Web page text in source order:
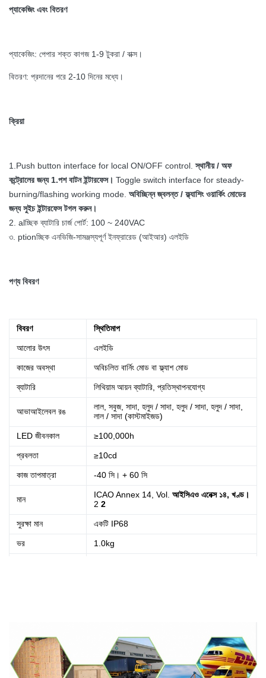
প্যাকেজিং এবং বিতরণ
প্যাকেজিং: পেপার শক্ত কাগজ 1-9 টুকরা / বাক্স।
বিতরণ: প্রদানের পরে 2-10 দিনের মধ্যে।
ক্রিয়া
1.Push button interface for local ON/OFF control. স্থানীয় / অফ
কন্ট্রোলের জন্য 1.পশ বাটন ইন্টারফেস। Toggle switch interface for steady-
burning/flashing working mode. অবিচ্ছিন্ন জ্বলন্ত / ফ্ল্যাশিং ওয়ার্কিং মোডের
জন্য সুইচ ইন্টারফেস টগল করুন।
2. alচ্ছিক ব্যাটারি চার্জ পোর্ট: 100 ~ 240VAC
৩. ptionচ্ছিক এনভিজি-সামঞ্জস্যপূর্ণ ইনফ্রারেড (আইআর) এলইডি
পণ্য বিবরণ
বিবরণ স্থিতিমাপ
আলোর উৎস এলইডি
কাজের অবস্থা অবিচলিত বার্নিং মোড বা ফ্ল্যাশ মোড
ব্যাটারি লিথিয়াম আয়ন ব্যাটারি, প্রতিস্থাপনযোগ্য
আভাআইলেবল রঙ
লাল, সবুজ, সাদা, হলুদ / সাদা, হলুদ / সাদা, হলুদ / সাদা,
লাল / সাদা (কাস্টমাইজড)
LED জীবনকাল ≥100,000h
প্রবলতা ≥10cd
কাজ তাপমাত্রা -40 সি। + 60 সি
মান ICAO Annex 14, Vol. আইসিএও এনেক্স ১৪, খণ্ড।
2 2
সুরক্ষা মান একটি IP68
ভর 1.0kg